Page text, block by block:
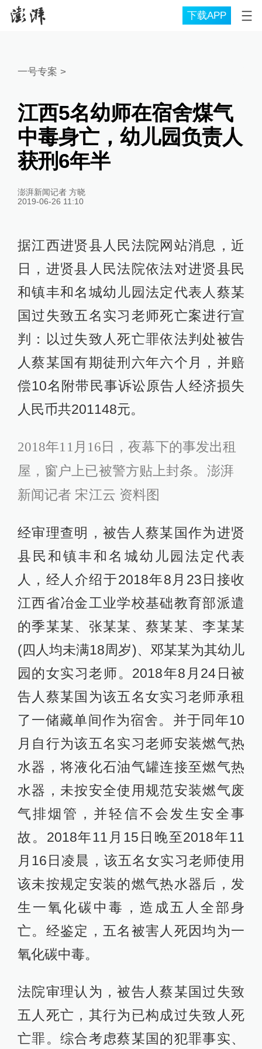
下载APP
一号专案 >
江西5名幼师在宿舍煤气
中毒身亡，幼儿园负责人
获刑6年半
澎湃新闻记者 方晓
2019-06-26 11:10
据江西进贤县人民法院网站消息，近
日，进贤县人民法院依法对进贤县民
和镇丰和名城幼儿园法定代表人蔡某
国过失致五名实习老师死亡案进行宣
判：以过失致人死亡罪依法判处被告
人蔡某国有期徒刑六年六个月，并赔
偿10名附带民事诉讼原告人经济损失
人民币共201148元。
2018年11月16日，夜幕下的事发出租
屋，窗户上已被警方贴上封条。澎湃
新闻记者 宋江云 资料图
经审理查明，被告人蔡某国作为进贤
县民和镇丰和名城幼儿园法定代表
人，经人介绍于2018年8月23日接收
江西省冶金工业学校基础教育部派遣
的季某某、张某某、蔡某某、李某某
(四人均未满18周岁)、邓某某为其幼儿
园的女实习老师。2018年8月24日被
告人蔡某国为该五名女实习老师承租
了一储藏单间作为宿舍。并于同年10
月自行为该五名实习老师安装燃气热
水器，将液化石油气罐连接至燃气热
水器，未按安全使用规范安装燃气废
气排烟管，并轻信不会发生安全事
故。2018年11月15日晚至2018年11
月16日凌晨，该五名女实习老师使用
该未按规定安装的燃气热水器后，发
生一氧化碳中毒，造成五人全部身
亡。经鉴定，五名被害人死因均为一
氧化碳中毒。
法院审理认为，被告人蔡某国过失致
五人死亡，其行为已构成过失致人死
亡罪。综合考虑蔡某国的犯罪事实、